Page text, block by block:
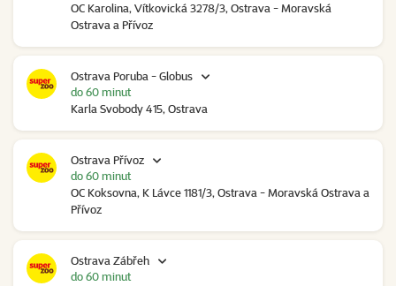
OC Karolina, Vítkovická 3278/3, Ostrava - Moravská
Ostrava a Přívoz
Ostrava Poruba - Globus
Karla Svobody 415, Ostrava
do 60 minut
Ostrava Přívoz
OC Koksovna, K Lávce 1181/3, Ostrava - Moravská Ostrava a
Přívoz
do 60 minut
Ostrava Zábřeh
do 60 minut